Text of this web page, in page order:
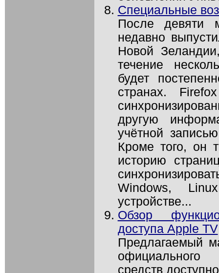
Специальные
После девяти
недавно
Новой
течение
будет
странах.
другую
учётной
Кроме того, он
историю
Windows,
устройстве...
Обзор
доступа Apple TV
Предлагаемый
официального
средств